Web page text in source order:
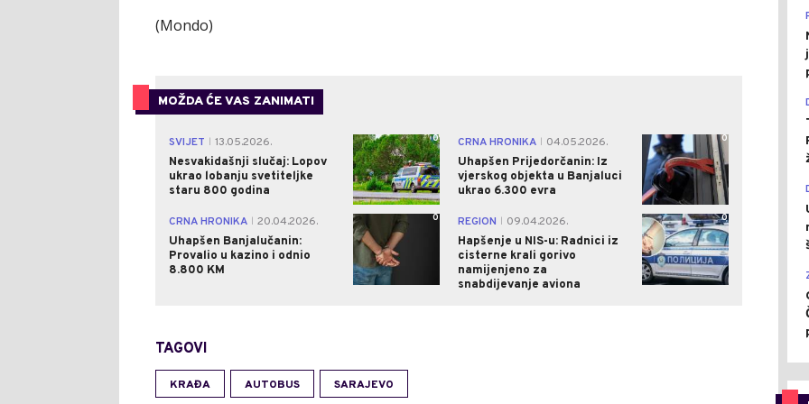
(Mondo)
MOŽDA ĆE VAS ZANIMATI
SVIJET
13.05.2026.
Nesvakidašnji slučaj: Lopov
ukrao lobanju svetiteljke
staru 800 godina
0 CRNA HRONIKA
04.05.2026.
Uhapšen Prijedorčanin: Iz
vjerskog objekta u Banjaluci
ukrao 6.300 evra
0
CRNA HRONIKA
20.04.2026.
Uhapšen Banjalučanin:
Provalio u kazino i odnio
8.800 KM
0 REGION
09.04.2026.
Hapšenje u NIS-u: Radnici iz
cisterne krali gorivo
namijenjeno za
snabdijevanje aviona
0
TAGOVI
KRAĐA AUTOBUS SARAJEVO